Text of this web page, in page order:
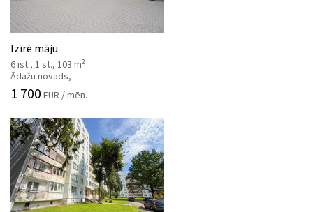
Izīrē māju
6 ist., 1 st., 103 m2
Ādažu novads,
1 700 EUR / mēn.